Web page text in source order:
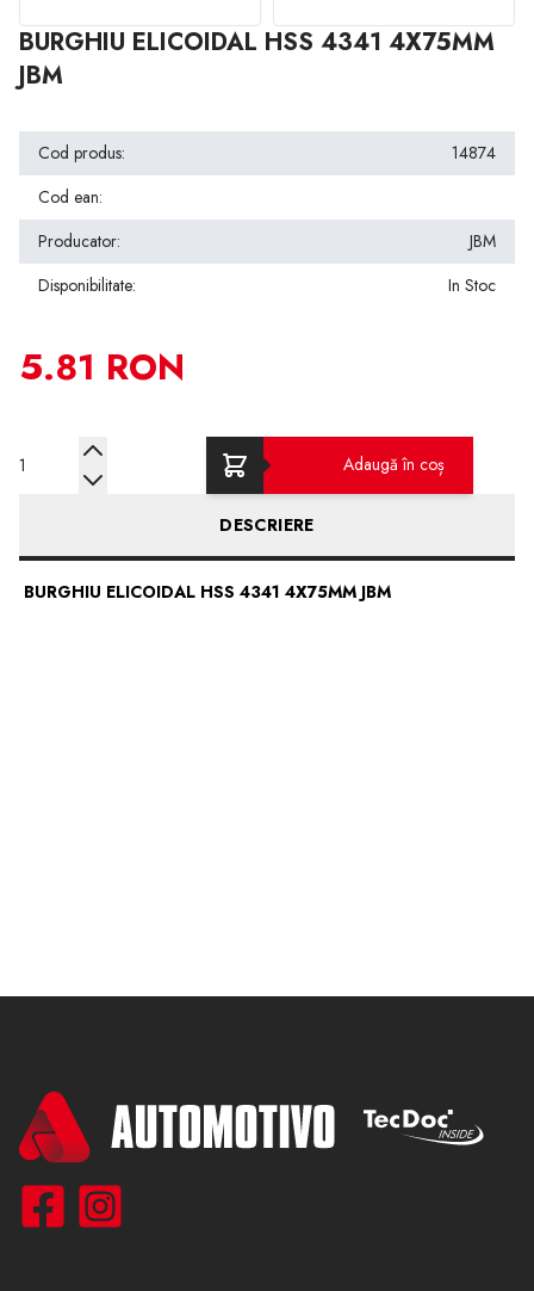
BURGHIU ELICOIDAL HSS 4341 4X75MM
JBM
Cod produs:
14874
Cod ean:
Producator:
JBM
Disponibilitate:
In Stoc
5.81 RON
Adaugă în coș
DESCRIERE
BURGHIU ELICOIDAL HSS 4341 4X75MM JBM